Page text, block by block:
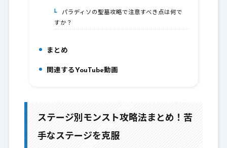
6-5.パラディソの聖墓攻略で注意すべき点は何で
すか？
まとめ
8.関連するYouTube動画
ステージ別モンスト攻略法まとめ！苦
手なステージを克服